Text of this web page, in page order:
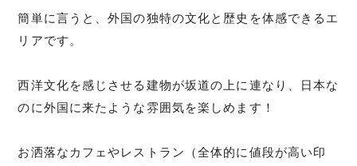
簡単に言うと、外国の独特の文化と歴史を体感できるエ
リアです。
西洋文化を感じさせる建物が坂道の上に連なり、日本な
のに外国に来たような雰囲気を楽しめます！
お洒落なカフェやレストラン（全体的に値段が高い印